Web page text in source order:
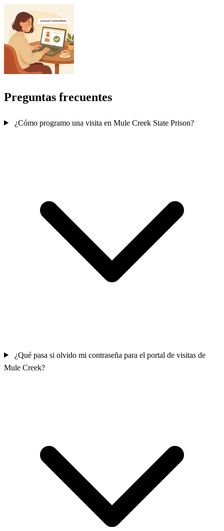
Preguntas frecuentes
¿Cómo programo una visita en Mule Creek State Prison?
¿Qué pasa si olvido mi contraseña para el portal de visitas de
Mule Creek?